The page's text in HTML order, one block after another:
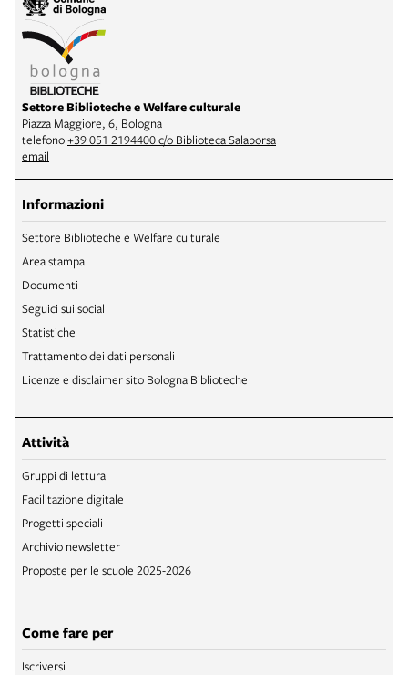
Settore Biblioteche e Welfare culturale
Piazza Maggiore, 6, Bologna
telefono+39 051 2194400 c/o Biblioteca Salaborsa
email
Informazioni
Settore Biblioteche e Welfare culturale
Area stampa
Documenti
Seguici sui social
Statistiche
Trattamento dei dati personali
Licenze e disclaimer sito Bologna Biblioteche
Attività
Gruppi di lettura
Facilitazione digitale
Progetti speciali
Archivio newsletter
Proposte per le scuole 2025-2026
Come fare per
Iscriversi